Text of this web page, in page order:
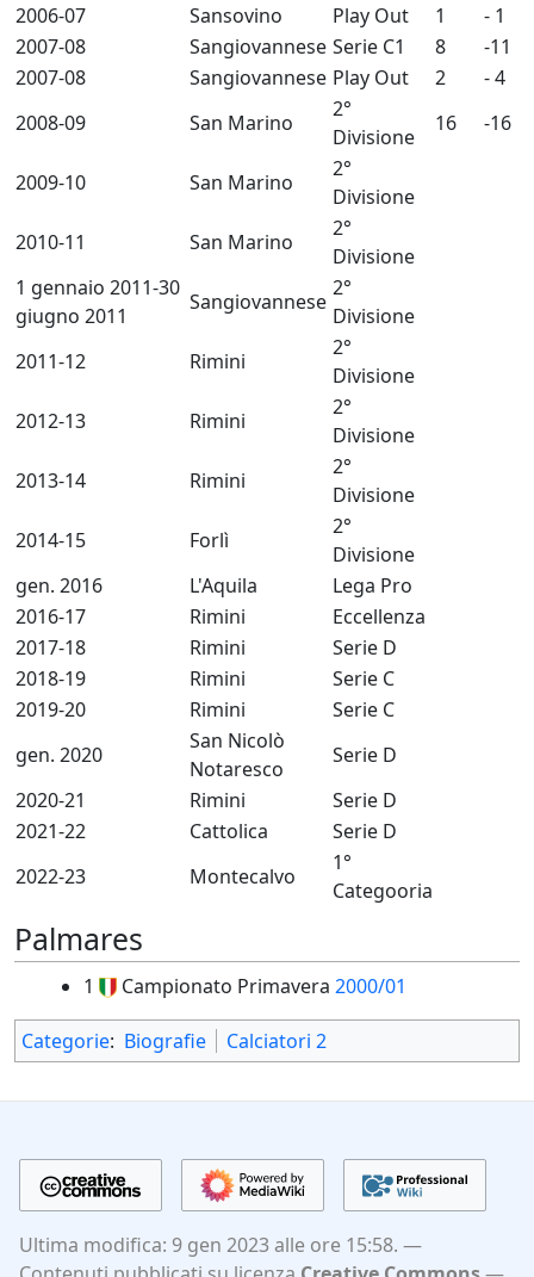
2006-07
Sansovino Play Out 1
- 1
2007-08
Sangiovannese Serie C1 8
-11
2007-08
Sangiovannese Play Out 2
- 4
2008-09
San Marino
2°
Divisione
16 -16
2009-10 San Marino
2°
Divisione
2010-11
San Marino
2°
Divisione
1 gennaio 2011-30
giugno 2011
Sangiovannese
2°
Divisione
2011-12
Rimini
2°
Divisione
2012-13
Rimini
2°
Divisione
2013-14
Rimini
2°
Divisione
2014-15
Forlì
2°
Divisione
gen. 2016
L'Aquila
Lega Pro
2016-17
Rimini
Eccellenza
2017-18
Rimini
Serie D
2018-19
Rimini
Serie C
2019-20
Rimini
Serie C
gen. 2020
San Nicolò
Notaresco
Serie D
2020-21
Rimini
Serie D
2021-22
Cattolica
Serie D
2022-23
Montecalvo
1°
Categooria
Palmares
1 Campionato Primavera 2000/01
Categorie: Biografie Calciatori 2
Ultima modifica: 9 gen 2023 alle ore 15:58.